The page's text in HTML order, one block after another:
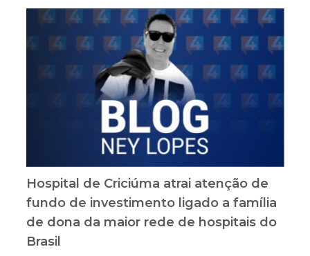
Hospital de Criciúma atrai atenção de
fundo de investimento ligado a família
de dona da maior rede de hospitais do
Brasil